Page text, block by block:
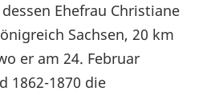
Ehefrau Christiane
Sachsen, 20 km
er am 24. Februar
1862-1870 die